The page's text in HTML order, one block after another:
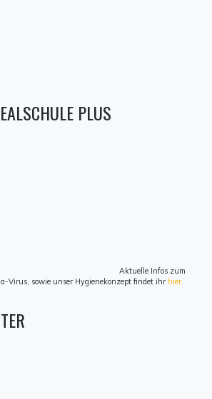
PLUS
Aktuelle Infos zum
Virus, sowie unser Hygienekonzept findet ihr hier.